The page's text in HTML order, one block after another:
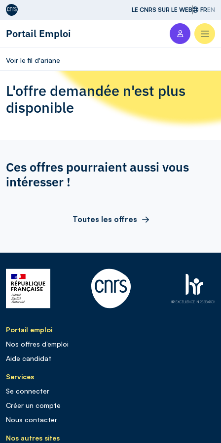
Aller au contenu LE CNRS SUR LE WEB FREN
Portail Emploi
Voir le fil d'ariane
L'offre demandée n'est plus
disponible
Ces offres pourraient aussi vous
intéresser !
Toutes les offres
Portail emploi
Nos offres d’emploi
Aide candidat
Services
Se connecter
Créer un compte
Nous contacter
Nos autres sites